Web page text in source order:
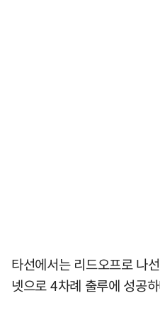
타선에서는 리드오프로 나
넷으로 4차례 출루에 성공